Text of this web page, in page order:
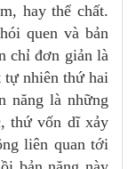
hay thể chất.
quen và bản
chỉ đơn giản là
tự nhiên thứ hai
năng là những
thứ vốn dĩ xảy
liên quan tới